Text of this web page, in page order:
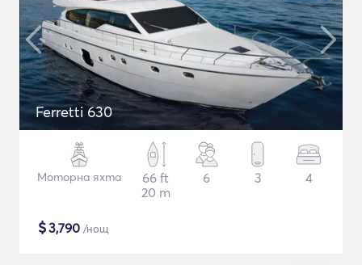
Ferretti 630
Моторна яхта
66 ft
20 m
6 3 4
$3,790 /нощ